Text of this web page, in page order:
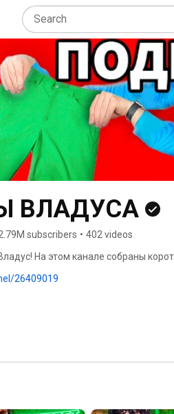
ВЛАДУСА
subscribers • 402 videos
На этом канале собраны
26409019